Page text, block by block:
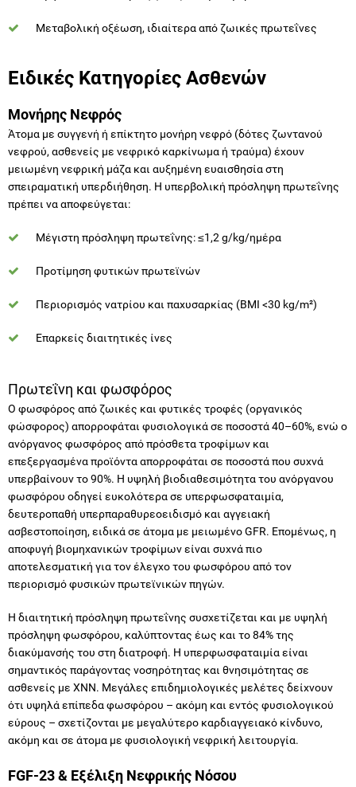
Μεταβολική οξέωση, ιδιαίτερα από ζωικές πρωτεΐνες
Ειδικές Κατηγορίες Ασθενών
Μονήρης Νεφρός
Άτομα με συγγενή ή επίκτητο μονήρη νεφρό (δότες ζωντανού
νεφρού, ασθενείς με νεφρικό καρκίνωμα ή τραύμα) έχουν
μειωμένη νεφρική μάζα και αυξημένη ευαισθησία στη
σπειραματική υπερδιήθηση. Η υπερβολική πρόσληψη πρωτεΐνης
πρέπει να αποφεύγεται:
Μέγιστη πρόσληψη πρωτεΐνης: ≤1,2 g/kg/ημέρα
Προτίμηση φυτικών πρωτεϊνών
Περιορισμός νατρίου και παχυσαρκίας (BMI <30 kg/m²)
Επαρκείς διαιτητικές ίνες
Πρωτεΐνη και φωσφόρος
Ο φωσφόρος από ζωικές και φυτικές τροφές (οργανικός
φώσφορος) απορροφάται φυσιολογικά σε ποσοστά 40–60%, ενώ ο
ανόργανος φωσφόρος από πρόσθετα τροφίμων και
επεξεργασμένα προϊόντα απορροφάται σε ποσοστά που συχνά
υπερβαίνουν το 90%. Η υψηλή βιοδιαθεσιμότητα του ανόργανου
φωσφόρου οδηγεί ευκολότερα σε υπερφωσφαταιμία,
δευτεροπαθή υπερπαραθυρεοειδισμό και αγγειακή
ασβεστοποίηση, ειδικά σε άτομα με μειωμένο GFR. Επομένως, η
αποφυγή βιομηχανικών τροφίμων είναι συχνά πιο
αποτελεσματική για τον έλεγχο του φωσφόρου από τον
περιορισμό φυσικών πρωτεϊνικών πηγών.
Η διαιτητική πρόσληψη πρωτεΐνης συσχετίζεται και με υψηλή
πρόσληψη φωσφόρου, καλύπτοντας έως και το 84% της
διακύμανσής του στη διατροφή. Η υπερφωσφαταιμία είναι
σημαντικός παράγοντας νοσηρότητας και θνησιμότητας σε
ασθενείς με ΧΝΝ. Μεγάλες επιδημιολογικές μελέτες δείχνουν
ότι υψηλά επίπεδα φωσφόρου – ακόμη και εντός φυσιολογικού
εύρους – σχετίζονται με μεγαλύτερο καρδιαγγειακό κίνδυνο,
ακόμη και σε άτομα με φυσιολογική νεφρική λειτουργία.
FGF-23 & Εξέλιξη Νεφρικής Νόσου